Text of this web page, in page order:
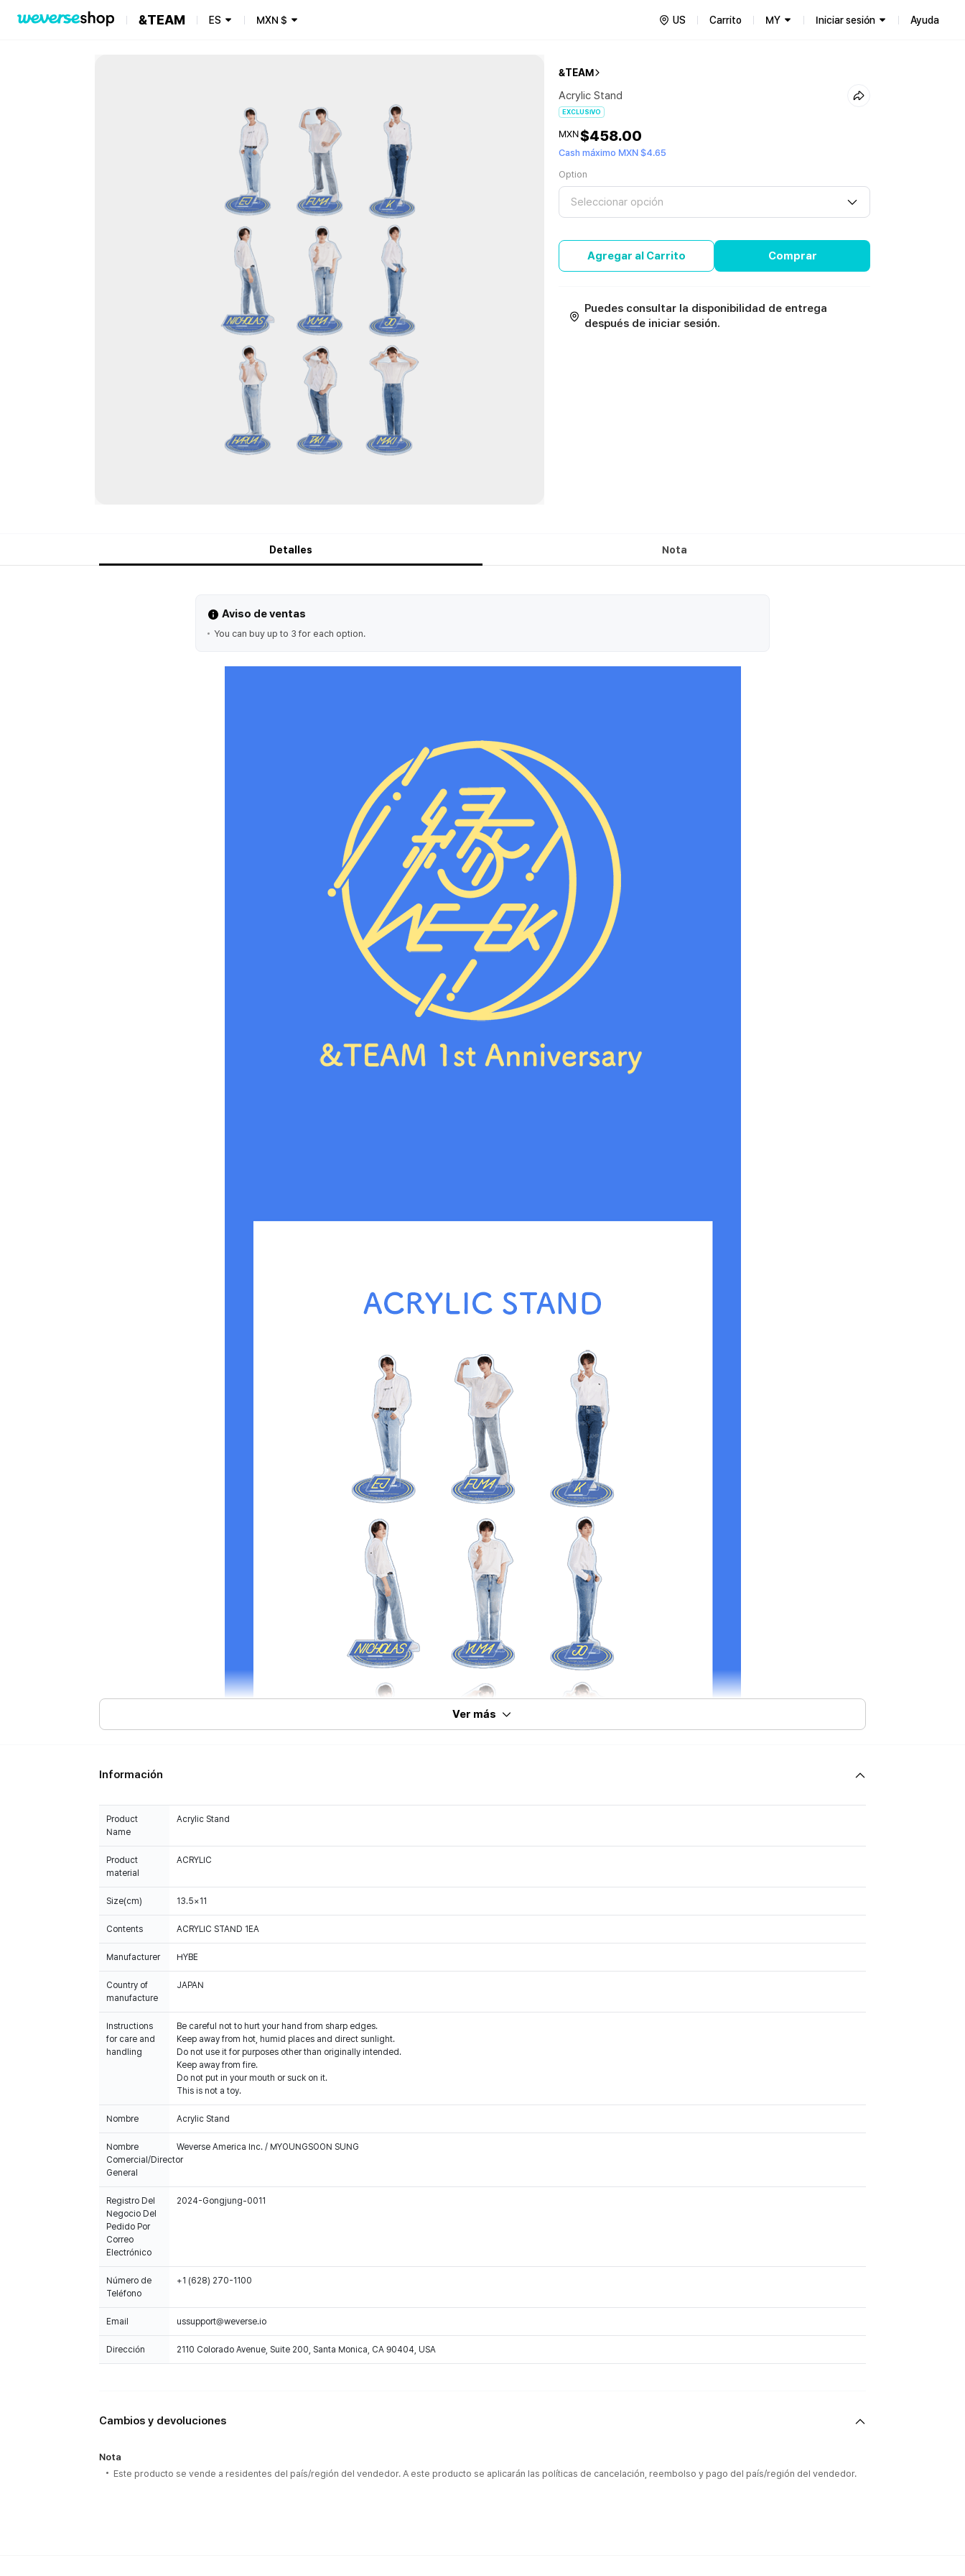
&TEAM ES MXN $ US Carrito MY Iniciar sesión Ayuda
&TEAM
Acrylic Stand
EXCLUSIVO
MXN$458.00
Cash máximo MXN $4.65
Option
Seleccionar opción
Agregar al Carrito Comprar
Puedes consultar la disponibilidad de entrega
después de iniciar sesión.
Detalles Nota
Aviso de ventas
You can buy up to 3 for each option.
Ver más
Información
Product
Name
Acrylic Stand
Product
material
ACRYLIC
Size(cm) 13.5×11
Contents ACRYLIC STAND 1EA
Manufacturer HYBE
Country of
manufacture
JAPAN
Instructions
for care and
handling
Be careful not to hurt your hand from sharp edges.
Keep away from hot, humid places and direct sunlight.
Do not use it for purposes other than originally intended.
Keep away from fire.
Do not put in your mouth or suck on it.
This is not a toy.
Nombre Acrylic Stand
Nombre
Comercial/Director
General
Weverse America Inc. / MYOUNGSOON SUNG
Registro Del
Negocio Del
Pedido Por
Correo
Electrónico
2024-Gongjung-0011
Número de
Teléfono
+1 (628) 270-1100
Email ussupport@weverse.io
Dirección 2110 Colorado Avenue, Suite 200, Santa Monica, CA 90404, USA
Cambios y devoluciones
Nota
Este producto se vende a residentes del país/región del vendedor. A este producto se aplicarán las políticas de cancelación, reembolso y pago del país/región del vendedor.